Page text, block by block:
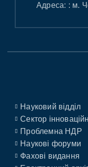
Адреса: : м.
Науковий відділ
Сектор
Проблемна НДР
Наукові форуми
Фахові видання